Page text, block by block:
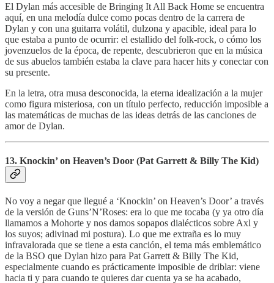
El Dylan más accesible de Bringing It All Back Home se encuentra
aquí, en una melodía dulce como pocas dentro de la carrera de
Dylan y con una guitarra volátil, dulzona y apacible, ideal para lo
que estaba a punto de ocurrir: el estallido del folk-rock, o cómo los
jovenzuelos de la época, de repente, descubrieron que en la música
de sus abuelos también estaba la clave para hacer hits y conectar con
su presente.
En la letra, otra musa desconocida, la eterna idealización a la mujer
como figura misteriosa, con un título perfecto, reducción imposible a
las matemáticas de muchas de las ideas detrás de las canciones de
amor de Dylan.
13. Knockin’ on Heaven’s Door (Pat Garrett & Billy The Kid)
No voy a negar que llegué a ‘Knockin’ on Heaven’s Door’ a través
de la versión de Guns’N’Roses: era lo que me tocaba (y ya otro día
llamamos a Mohorte y nos damos sopapos dialécticos sobre Axl y
los suyos; adivinad mi postura). Lo que me extraña es lo muy
infravalorada que se tiene a esta canción, el tema más emblemático
de la BSO que Dylan hizo para Pat Garrett & Billy The Kid,
especialmente cuando es prácticamente imposible de driblar: viene
hacia ti y para cuando te quieres dar cuenta ya se ha acabado,